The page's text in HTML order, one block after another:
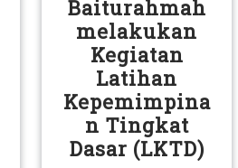
Baiturahmah
melakukan
Kegiatan
Latihan
Kepemimpina
n Tingkat
Dasar (LKTD)